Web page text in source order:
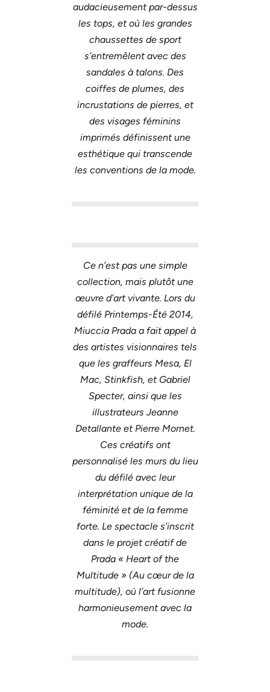
audacieusement par-dessus
les tops, et où les grandes
chaussettes de sport
s’entremêlent avec des
sandales à talons. Des
coiffes de plumes, des
incrustations de pierres, et
des visages féminins
imprimés définissent une
esthétique qui transcende
les conventions de la mode.
Ce n’est pas une simple
collection, mais plutôt une
œuvre d’art vivante. Lors du
défilé Printemps-Été 2014,
Miuccia Prada a fait appel à
des artistes visionnaires tels
que les graffeurs Mesa, El
Mac, Stinkfish, et Gabriel
Specter, ainsi que les
illustrateurs Jeanne
Detallante et Pierre Mornet.
Ces créatifs ont
personnalisé les murs du lieu
du défilé avec leur
interprétation unique de la
féminité et de la femme
forte. Le spectacle s’inscrit
dans le projet créatif de
Prada « Heart of the
Multitude » (Au cœur de la
multitude), où l’art fusionne
harmonieusement avec la
mode.